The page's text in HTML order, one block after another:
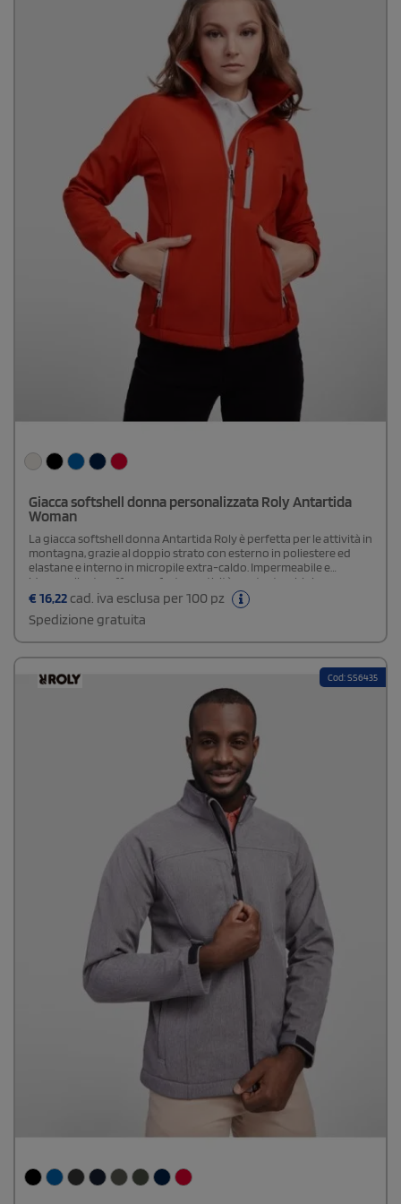
Giacca softshell donna personalizzata Roly Antartida
Woman
La giacca softshell donna Antartida Roly è perfetta per le attività in
montagna, grazie al doppio strato con esterno in poliestere ed
elastane e interno in micropile extra-caldo. Impermeabile e
idrorepellente, offre comfort e praticità con tre taschini con
cerniera, polsi regolabili in velcro e chiusura con protezione del
cursore. Ideale per proteggerti da freddo e umidità.Disponibile
modello Uomo e Bambino
€ 16,22 cad. iva esclusa per 100 pz
Spedizione gratuita
Cod: SS6435